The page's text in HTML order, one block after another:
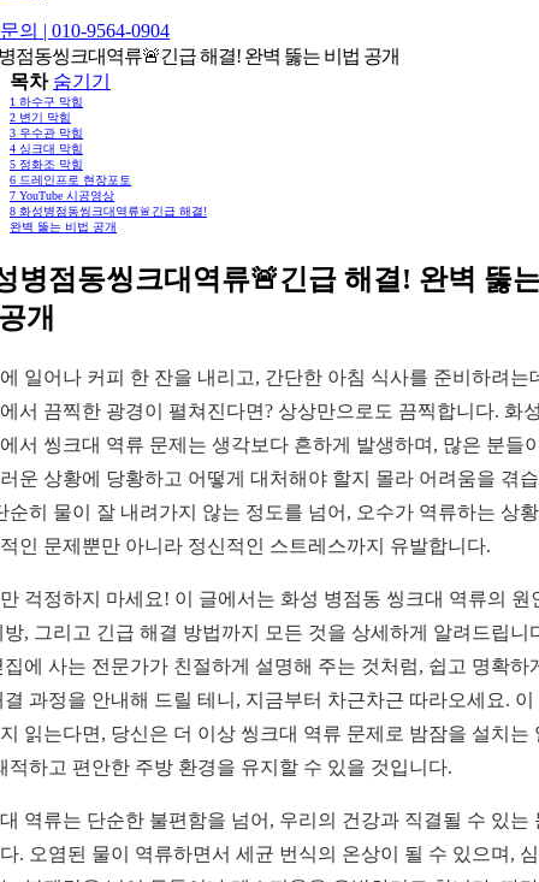
의 | 010-9564-0904
점동씽크대역류🚨긴급 해결! 완벽 뚫는 비법 공개
목차 숨기기
1 하수구 막힘
2 변기 막힘
3 우수관 막힘
4 싱크대 막힘
5 정화조 막힘
6 드레인프로 현장포토
7 YouTube 시공영상
8 화성병점동씽크대역류🚨긴급 해결!
완벽 뚫는 비법 공개
병점동씽크대역류🚨긴급 해결! 완벽 뚫
개
일어나 커피 한 잔을 내리고, 간단한 아침 식사를 준비하려는
서 끔찍한 광경이 펼쳐진다면? 상상만으로도 끔찍합니다. 화
서 씽크대 역류 문제는 생각보다 흔하게 발생하며, 많은 분들
운 상황에 당황하고 어떻게 대처해야 할지 몰라 어려움을 겪
순히 물이 잘 내려가지 않는 정도를 넘어, 오수가 역류하는 상
인 문제뿐만 아니라 정신적인 스트레스까지 유발합니다.
걱정하지 마세요! 이 글에서는 화성 병점동 씽크대 역류의 원
방, 그리고 긴급 해결 방법까지 모든 것을 상세하게 알려드립니
집에 사는 전문가가 친절하게 설명해 주는 것처럼, 쉽고 명확하
결 과정을 안내해 드릴 테니, 지금부터 차근차근 따라오세요. 이
읽는다면, 당신은 더 이상 씽크대 역류 문제로 밤잠을 설치는
적하고 편안한 주방 환경을 유지할 수 있을 것입니다.
역류는 단순한 불편함을 넘어, 우리의 건강과 직결될 수 있는
. 오염된 물이 역류하면서 세균 번식의 온상이 될 수 있으며,